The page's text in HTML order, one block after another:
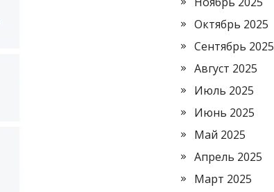
Октябрь 2025
Сентябрь 2025
Август 2025
Июль 2025
Июнь 2025
Май 2025
Апрель 2025
Март 2025